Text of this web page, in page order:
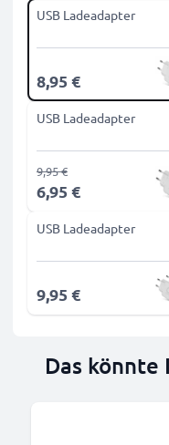
USB Ladeadapter
8,95 €
USB Ladeadapter
6,95 €
9,95 €
USB Ladeadapter
9,95 €
Das könnte